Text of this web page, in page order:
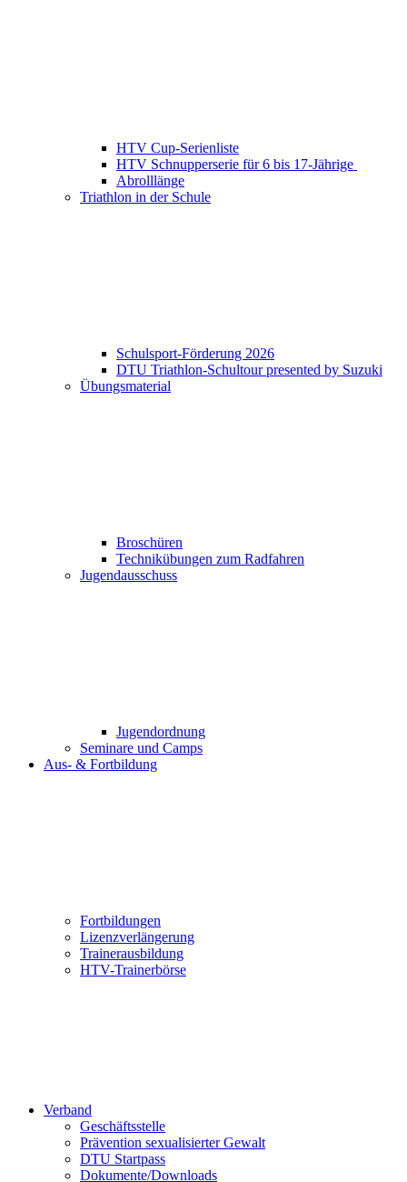
HTV Cup-Serienliste
HTV Schnupperserie für 6 bis 17-Jährige
Abrolllänge
Triathlon in der Schule
Schulsport-Förderung 2026
DTU Triathlon-Schultour presented by Suzuki
Übungsmaterial
Broschüren
Technikübungen zum Radfahren
Jugendausschuss
Jugendordnung
Seminare und Camps
Aus- & Fortbildung
Fortbildungen
Lizenzverlängerung
Trainerausbildung
HTV-Trainerbörse
Verband
Geschäftsstelle
Prävention sexualisierter Gewalt
DTU Startpass
Dokumente/Downloads